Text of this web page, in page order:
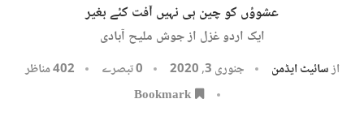
عشوؤں کو چین ہی نہیں آفت کئے بغیر
ایک اردو غزل از جوش ملیح آبادی
ازسائیٹ ایڈمن جنوری 3, 2020 0 تبصرے 402مناظر
Bookmark